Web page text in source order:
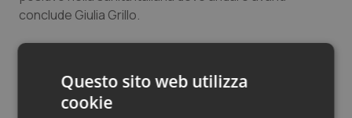
Salute orale & impianti
Tiroide
conclude Giulia Grillo.
© Riproduzione riservata
Questo sito web utilizza
cookie